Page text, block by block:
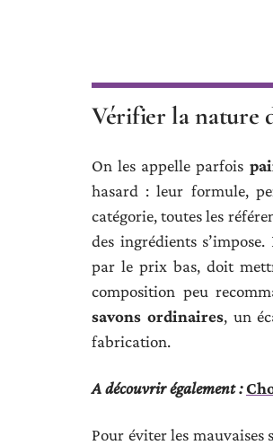
Vérifier la nature
On les appelle parfois
hasard : leur formule,
catégorie, toutes les
des ingrédients
par le prix bas, doit
composition peu
savons ordinaires, un
fabrication.
A découvrir également :
Pour éviter les